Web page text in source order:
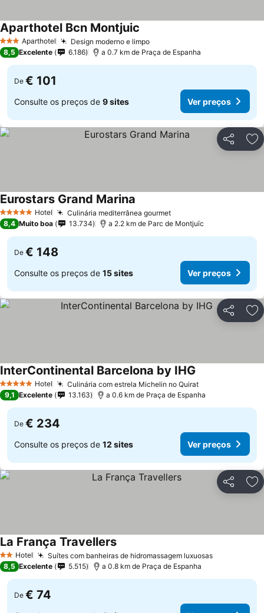
3 EstrelasAparthotel Design moderno e limpo
Aparthotel Bcn Montjuic
8,5 Excelente 6.186 a 0.7 km de Praça de Espanha
De € 101
Consulte os preços de 9 sites Ver preços
Partilhar
5 Estrelas Hotel Culinária mediterrânea gourmet
Eurostars Grand Marina
8,4 Muito boa 13.734 a 2.2 km de Parc de Montjuïc
De € 148
Consulte os preços de 15 sites Ver preços
Partilhar
5 Estrelas Hotel Culinária com estrela Michelin no Quirat
InterContinental Barcelona by IHG
9,1 Excelente 13.163 a 0.6 km de Praça de Espanha
De € 234
Consulte os preços de 12 sites Ver preços
Partilhar
2 Estrelas
Hotel Suítes com banheiras de hidromassagem luxuosas
La França Travellers
8,5 Excelente 5.515 a 0.8 km de Praça de Espanha
De € 74